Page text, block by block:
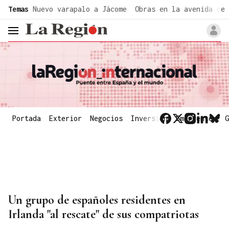
Temas Nuevo varapalo a Jácome Obras en la avenida de
header.menu.open
Portada Exterior Negocios Inversión Emergentes
Un grupo de españoles residentes en
Irlanda "al rescate" de sus compatriotas